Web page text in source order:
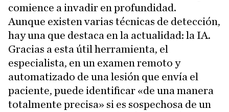
comience a invadir en profundidad.
Aunque existen varias técnicas de detección,
hay una que destaca en la actualidad: la IA.
Gracias a esta útil herramienta, el
especialista, en un examen remoto y
automatizado de una lesión que envía el
paciente, puede identificar «de una manera
totalmente precisa» si es sospechosa de un